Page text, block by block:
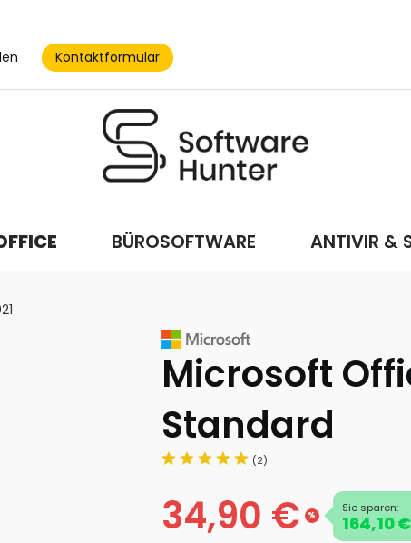
Kontaktformular
BÜROSOFTWARE ANTIVIR &
Microsoft
Standard
(2)
34,90 € %
Sie sparen:
164,10